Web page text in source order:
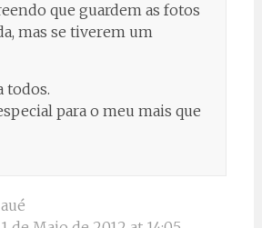
que guardem as fotos
mas se tiverem um
todos.
para o meu mais que
aué